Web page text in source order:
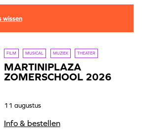
wissen
FILM MUSICAL MUZIEK THEATER
MARTINIPLAZA
ZOMERSCHOOL 2026
11 augustus
Info & bestellen